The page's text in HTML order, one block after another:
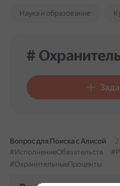
Наука и образование
#
Вопрос для Поиска с Алисой
#ИсполнениеОбязательств
#ОхранительныеПроценты